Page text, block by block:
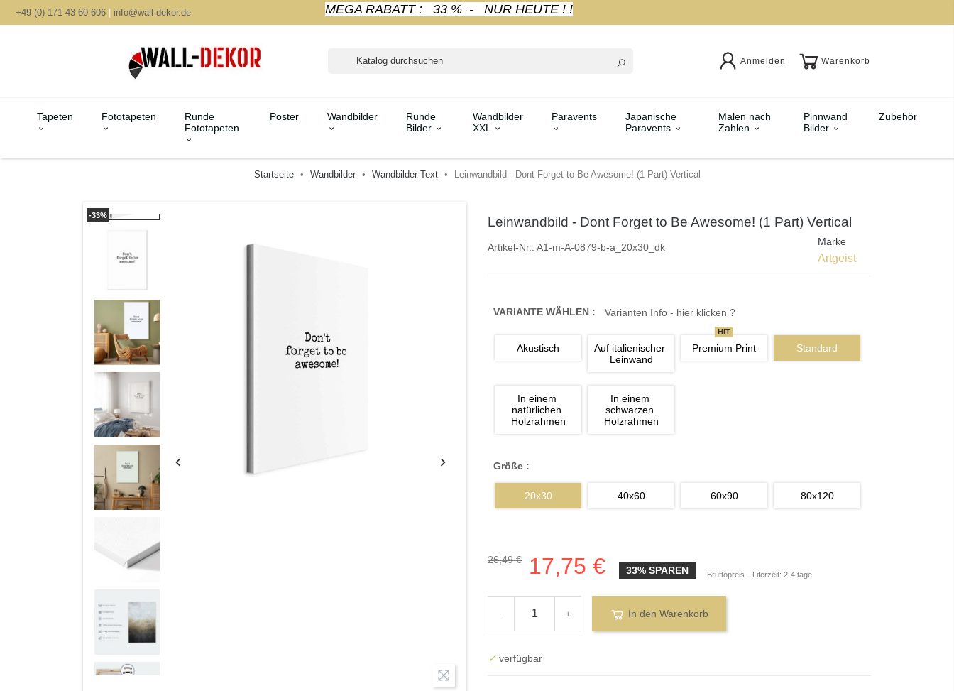
+49 (0) 171 43 60 606 | info@wall-dekor.de MEGA RABATT : 33 % - NUR HEUTE ! !
Anmelden Warenkorb
Tapeten Fototapeten
Runde
Fototapeten
Poster Wandbilder
Runde
Bilder
Wandbilder
XXL
Paravents
Japanische
Paravents
Malen nach
Zahlen
Pinnwand
Bilder
Zubehör
Startseite Wandbilder Wandbilder Text Leinwandbild - Dont Forget to Be Awesome! (1 Part) Vertical
-33% Leinwandbild - Dont Forget to Be Awesome! (1 Part) Vertical
Artikel-Nr.: A1-m-A-0879-b-a_20x30_dk Marke
Artgeist
VARIANTE WÄHLEN : Varianten Info - hier klicken ?
Akustisch
Auf italienischer
Leinwand
Premium Print
HIT
Standard
In einem
natürlichen
Holzrahmen
In einem
schwarzen
Holzrahmen
Größe :
20x30 40x60 60x90 80x120
26,49 € 17,75 € 33% SPAREN Bruttopreis Liferzeit: 2-4 tage
- + In den Warenkorb
✓ verfügbar